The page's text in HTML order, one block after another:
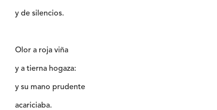
y de silencios.
Olor a roja viña
y a tierna hogaza:
y su mano prudente
acariciaba.